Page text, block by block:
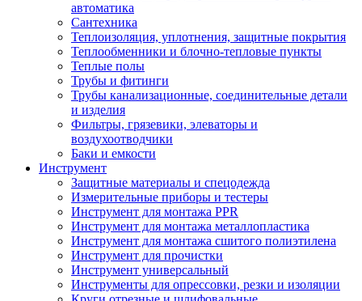
автоматика
Сантехника
Теплоизоляция, уплотнения, защитные покрытия
Теплообменники и блочно-тепловые пункты
Теплые полы
Трубы и фитинги
Трубы канализационные, соединительные детали
и изделия
Фильтры, грязевики, элеваторы и
воздухоотводчики
Баки и емкости
Инструмент
Защитные материалы и спецодежда
Измерительные приборы и тестеры
Инструмент для монтажа PPR
Инструмент для монтажа металлопластика
Инструмент для монтажа сшитого полиэтилена
Инструмент для прочистки
Инструмент универсальный
Инструменты для опрессовки, резки и изоляции